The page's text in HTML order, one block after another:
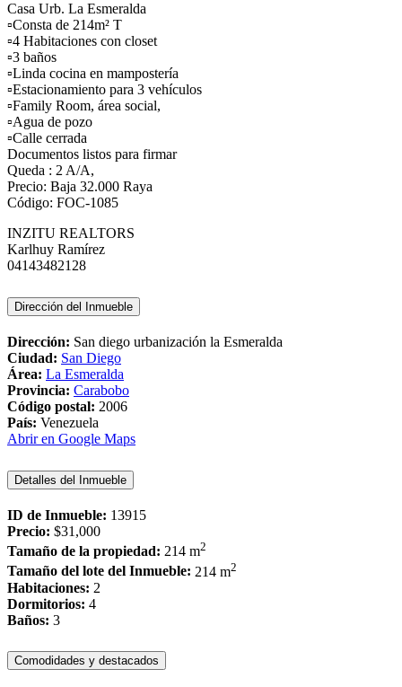
Casa Urb. La Esmeralda
▫️Consta de 214m² T
▫️4 Habitaciones con closet
▫️3 baños
▫️Linda cocina en mampostería
▫️Estacionamiento para 3 vehículos
▫Family Room, área social,
▫️Agua de pozo
▫️Calle cerrada
Documentos listos para firmar
Queda : 2 A/A,
Precio: Baja 32.000 Raya
Código: FOC-1085
INZITU REALTORS
Karlhuy Ramírez
04143482128
Dirección del Inmueble
Dirección: San diego urbanización la Esmeralda
Ciudad: San Diego
Área: La Esmeralda
Provincia: Carabobo
Código postal: 2006
País: Venezuela
Abrir en Google Maps
Detalles del Inmueble
ID de Inmueble: 13915
Precio: $31,000
Tamaño de la propiedad: 214 m2
Tamaño del lote del Inmueble: 214 m2
Habitaciones: 2
Dormitorios: 4
Baños: 3
Comodidades y destacados